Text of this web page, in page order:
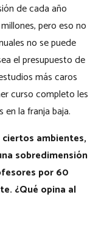
de cada año
pero eso no
no se puede
el presupuesto de
más caros
curso completo les
la franja baja.
ambientes,
sobredimensión
por 60
¿Qué opina al